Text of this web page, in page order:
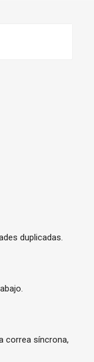
duplicadas.
correa síncrona,